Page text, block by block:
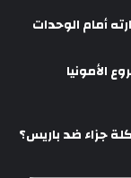
أمام الوحدات
الأمونيا
جزاء ضد باريس؟